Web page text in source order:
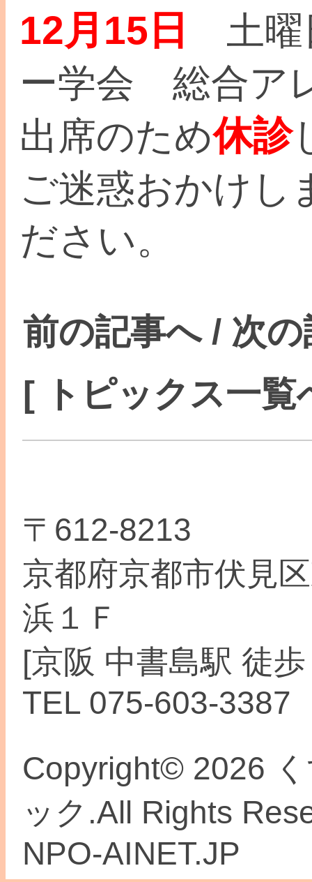
12月15日
土曜
ー学会 総合ア
出席のため休診
ご迷惑おかけし
ださい。
前の記事へ/ 次
[ トピックス一覧
〒612-8213
京都府京都市伏見
浜１Ｆ
[京阪 中書島駅 徒
TEL 075-603-3387
Copyright© 2026
ック.All Rights
NPO-AINET.JP